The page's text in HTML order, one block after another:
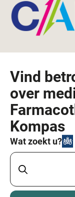
Vind
over
Kompas
Wat zoekt u?